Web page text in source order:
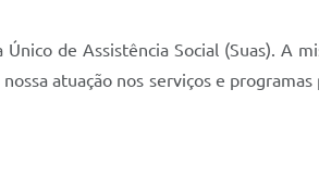
de Assistência Social (Suas). A
atuação nos serviços e programas